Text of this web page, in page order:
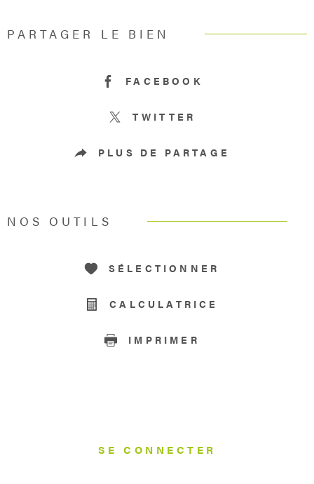
PARTAGER LE BIEN
FACEBOOK
TWITTER
PLUS DE PARTAGE
NOS OUTILS
SÉLECTIONNER
CALCULATRICE
IMPRIMER
SE CONNECTER